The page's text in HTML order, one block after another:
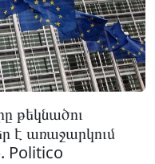
թեկնածու
է առաջարկում
Politico